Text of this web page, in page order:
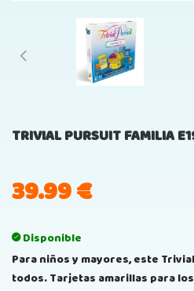
TRIVIAL PURSUIT FAMILIA
39.99€
Disponible
Para niños y mayores, este
todos. Tarjetas amarillas para